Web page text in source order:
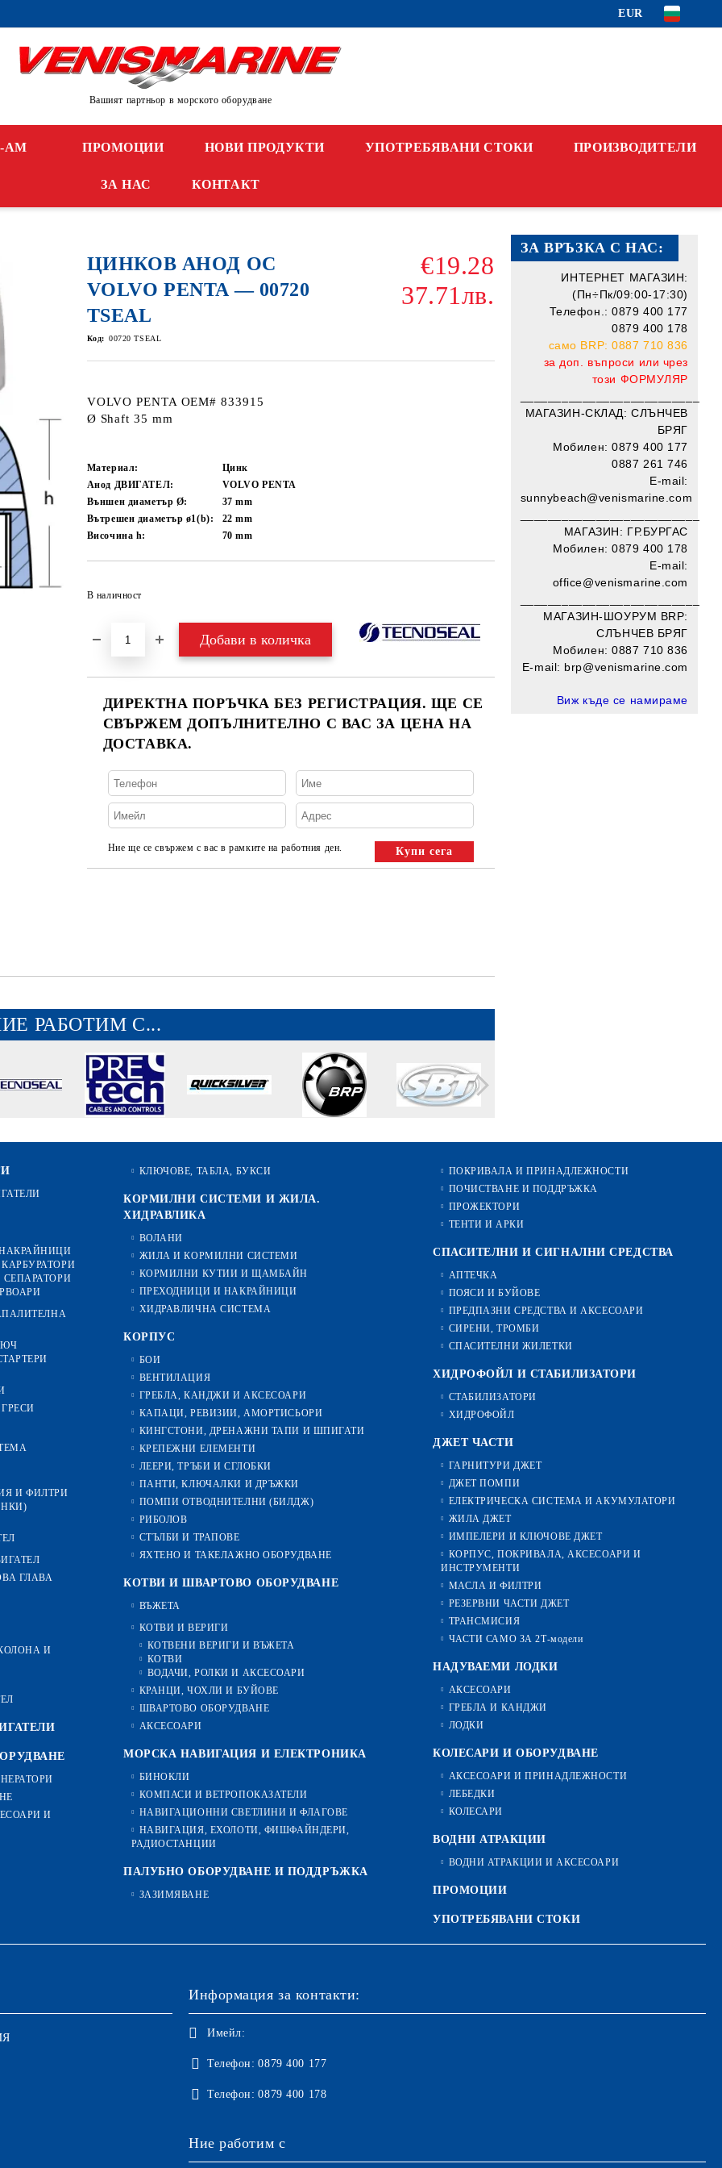
EUR
Вашият партньор в морското оборудване
AM ПРОМОЦИИ НОВИ ПРОДУКТИ УПОТРЕБЯВАНИ СТОКИ ПРОИЗВОДИТЕЛИ
ЗА НАС КОНТАКТ
ЦИНКОВ АНОД ОС
VOLVO PENTA — 00720
TSEAL
€19.28
37.71лв.
Код: 00720 TSEAL
VOLVO PENTA OEM# 833915
Ø Shaft 35 mm
Материал:
Цинк
Анод ДВИГАТЕЛ:
VOLVO PENTA
Външен диаметър Ø:
37mm
Вътрешен диаметър ø1(b):
22mm
Височина h:
70mm
В наличност
ДИРЕКТНА ПОРЪЧКА БЕЗ РЕГИСТРАЦИЯ. ЩЕ СЕ
СВЪРЖЕМ ДОПЪЛНИТЕЛНО С ВАС ЗА ЦЕНА НА
ДОСТАВКА.
Ние ще се свържем с вас в рамките на работния ден.
РАБОТИМ С...
ЗА ВРЪЗКА С НАС:
ИНТЕРНЕТ МАГАЗИН:
(Пн÷Пк/09:00-17:30)
Телефон.: 0879 400 177
0879 400 178
само BRP: 0887 710 836
за доп. въпроси или чрез
този ФОРМУЛЯР
МАГАЗИН-СКЛАД: СЛЪНЧЕВ
БРЯГ
Мобилен: 0879 400 177
0887 261 746
E-mail:
sunnybeach@venismarine.com
МАГАЗИН: ГР.БУРГАС
Мобилен: 0879 400 178
E-mail:
office@venismarine.com
МАГАЗИН-ШОУРУМ BRP:
СЛЪНЧЕВ БРЯГ
Мобилен:0887 710 836
E-mail: brp@venismarine.com
Виж къде се намираме
И ФИЛТРИ
ГЛАВА
И
И
КЛЮЧОВЕ, ТАБЛА, БУКСИ
КОРМИЛНИ СИСТЕМИ И ЖИЛА.
ХИДРАВЛИКА
ВОЛАНИ
ЖИЛА И КОРМИЛНИ СИСТЕМИ
КОРМИЛНИ КУТИИ И ЩАМБАЙН
ПРЕХОДНИЦИ И НАКРАЙНИЦИ
ХИДРАВЛИЧНА СИСТЕМА
КОРПУС
БОИ
ВЕНТИЛАЦИЯ
ГРЕБЛА, КАНДЖИ И АКСЕСОАРИ
КАПАЦИ, РЕВИЗИИ, АМОРТИСЬОРИ
КИНГСТОНИ, ДРЕНАЖНИ ТАПИ И ШПИГАТИ
КРЕПЕЖНИ ЕЛЕМЕНТИ
ЛЕЕРИ, ТРЪБИ И СГЛОБКИ
ПАНТИ, КЛЮЧАЛКИ И ДРЪЖКИ
ПОМПИ ОТВОДНИТЕЛНИ (БИЛДЖ)
РИБОЛОВ
СТЪЛБИ И ТРАПОВЕ
ЯХТЕНО И ТАКЕЛАЖНО ОБОРУДВАНЕ
КОТВИ И ШВАРТОВО ОБОРУДВАНЕ
ВЪЖЕТА
КОТВИ И ВЕРИГИ
КОТВЕНИ ВЕРИГИ И ВЪЖЕТА
КОТВИ
ВОДАЧИ, РОЛКИ И АКСЕСОАРИ
КРАНЦИ, ЧОХЛИ И БУЙОВЕ
ШВАРТОВО ОБОРУДВАНЕ
АКСЕСОАРИ
МОРСКА НАВИГАЦИЯ И ЕЛЕКТРОНИКА
БИНОКЛИ
КОМПАСИ И ВЕТРОПОКАЗАТЕЛИ
НАВИГАЦИОННИ СВЕТЛИНИ И ФЛАГОВЕ
НАВИГАЦИЯ, ЕХОЛОТИ, ФИШФАЙНДЕРИ,
РАДИОСТАНЦИИ
ПАЛУБНО ОБОРУДВАНЕ И ПОДДРЪЖКА
ЗАЗИМЯВАНЕ
ПОКРИВАЛА И ПРИНАДЛЕЖНОСТИ
ПОЧИСТВАНЕ И ПОДДРЪЖКА
ПРОЖЕКТОРИ
ТЕНТИ И АРКИ
СПАСИТЕЛНИ И СИГНАЛНИ СРЕДСТВА
АПТЕЧКА
ПОЯСИ И БУЙОВЕ
ПРЕДПАЗНИ СРЕДСТВА И АКСЕСОАРИ
СИРЕНИ, ТРОМБИ
СПАСИТЕЛНИ ЖИЛЕТКИ
ХИДРОФОЙЛ И СТАБИЛИЗАТОРИ
СТАБИЛИЗАТОРИ
ХИДРОФОЙЛ
ДЖЕТ ЧАСТИ
ГАРНИТУРИ ДЖЕТ
ДЖЕТ ПОМПИ
ЕЛЕКТРИЧЕСКА СИСТЕМА И АКУМУЛАТОРИ
ЖИЛА ДЖЕТ
ИМПЕЛЕРИ И КЛЮЧОВЕ ДЖЕТ
КОРПУС, ПОКРИВАЛА, АКСЕСОАРИ И
ИНСТРУМЕНТИ
МАСЛА И ФИЛТРИ
РЕЗЕРВНИ ЧАСТИ ДЖЕТ
ТРАНСМИСИЯ
ЧАСТИ САМО ЗА 2Т-модели
НАДУВАЕМИ ЛОДКИ
АКСЕСОАРИ
ГРЕБЛА И КАНДЖИ
ЛОДКИ
КОЛЕСАРИ И ОБОРУДВАНЕ
АКСЕСОАРИ И ПРИНАДЛЕЖНОСТИ
ЛЕБЕДКИ
КОЛЕСАРИ
ВОДНИ АТРАКЦИИ
ВОДНИ АТРАКЦИИ И АКСЕСОАРИ
ПРОМОЦИИ
УПОТРЕБЯВАНИ СТОКИ
Информация за контакти:
Имейл:
Телефон: 0879 400 177
Телефон: 0879 400 178
Ние работим с